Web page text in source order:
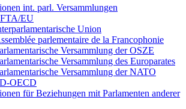
int. parl. Versammlungen
EU
Union
parlementaire de la Francophonie
Versammlung der OSZE
Versammlung des Europarates
Versammlung der NATO
OECD
für Beziehungen mit Parlamenten anderer